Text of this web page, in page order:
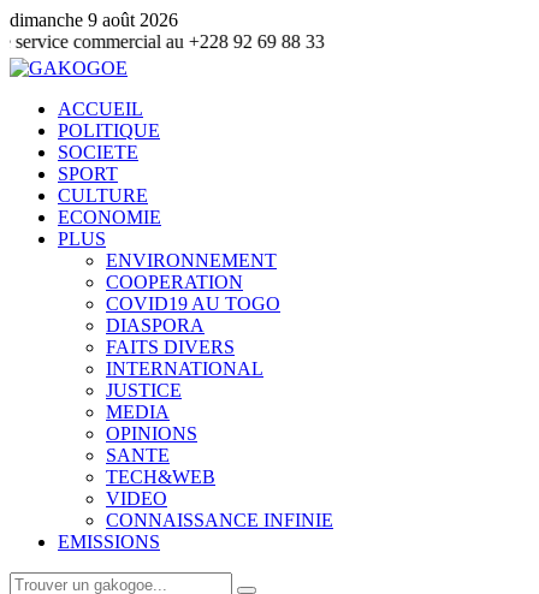
dimanche 9 août 2026
au +228 92 69 88 33
ACCUEIL
POLITIQUE
SOCIETE
SPORT
CULTURE
ECONOMIE
PLUS
ENVIRONNEMENT
COOPERATION
COVID19 AU TOGO
DIASPORA
FAITS DIVERS
INTERNATIONAL
JUSTICE
MEDIA
OPINIONS
SANTE
TECH&WEB
VIDEO
CONNAISSANCE INFINIE
EMISSIONS